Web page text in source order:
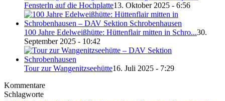
Fensterln auf die Hochplatte13. Oktober 2025 - 6:56
100 Jahre Edelweißhütte: Hüttenflair mitten in Schro...30.
September 2025 - 10:42
Tour zur Wangenitzseehütte16. Juli 2025 - 7:29
Kommentare
Schlagworte